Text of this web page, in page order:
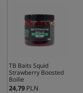
TB Baits Squid
Strawberry Boosted
Boilie
24,79 PLN